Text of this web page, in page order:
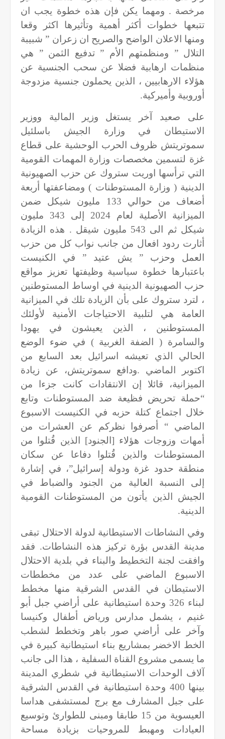
مرخصة . ومهما يكن فإن هذه خطوة يجب ان
تتبعها خطوات أكثر أهمية وتأثيرها اكثر وقعا
ومنها الاعلان الواضح والصريح ان زعران ” شبيبة
التلال ” ومنظمتهم الأم ” تدفيع الثمن ” هي
منظمات ارهابية فضلا عن سحب الجنسية عن
هؤلاء الارهابيين ، الذين يحملون جنسية مزدوجة
أوروبية وأميركية.
على صعيد آخر يستغل وزير المالية ووزير
الاستيطان في وزارة الجيش باسلئيل
سموتريتش ظروف الحرب الوحشية على قطاع
غزة لتسمين مخصصات وزارة المهمات القومية
التي ترأسها اوريت ستروك عن حزب الصهيونية
الدينية ( وزارة المستوطنات ) ومضاعفتها أربعة
أضعاف من حوالي 133 مليون شيكل ضمن
الميزانية الأصلية لعام 2024 إلى 343 مليون
شيكل ثم الى 543 مليون شيقل . هذه الزيادة
أثارت ردود افعال من جانب نواب كل من حزب
العمل وحزب ” يش عتيد ” في الكنيست
باعتبارها خطوة سياسية وظيفتها تعزيز مواقع
حزب الصهيونية الدينية في اوساط المستوطنين
، لترد ستروك على بأن الزيادة تلك في الميزانية
العامة هي لتلبية الاحتياجات الأمنية لأولئك
المستوطنين ، الذين يعيشون في يهودا
والسامرة ( الضفة الغربية ) في ضوء الوضع
الحالي الذي تعيشه اسرائيل بعد السابع من
اكتوبر الماضي .ودافع سموتريتش، عن زيادة
الميزانية، قائلا إن الانتقادات كانت جزءا من
“حملة تحريض فظيعة ضد المستوطنات وتابع
خلال اجتماع كتلة حزبه في الكنيست الاسبوع
الماضي “ أصرفوا نظركم عن العشرات من
أمهات وزوجات هؤلاء [الجنود] الذين قُتلوا من
المستوطنات والذين قُتلوا دفاعا عن سكان
منطقة حدود غزة ودولة إسرائيل”، في إشارة
إلى النسبة العالية من الجنود والضباط في
الجيش الذين يأتون من المستوطنات القومية
الدينية.
وفي النشاطات الاستيطانية لدولة الاحتلال تبقى
مدينة القدس بؤرة تركيز هذه النشاطات. فقد
وافقت لجنة التخطيط والبناء في بلدية الاحتلال
الاسبوع الماضي على عدد من مخططات
الاستيطان في القدس الشرقية منها مخطط
لبناء 326 وحدة استيطانية على أراضي جبل أبو
غنيم ، يشمل مدارس ورياض أطفال وكنيسا
وآخر على أراضي صور باهر وتخطط لشطب
الخط الاخضر بمشاريع بناء استيطانية كبيرة في
ما يسمى مشروع القناة السفلية ، هذا الى جانب
آلاف الوحدات الاستيطانية في شطري المدينة
بينها 400 وحدة استيطانية في القدس الشرقية
على جبل المشارف مع برج لمستشفى هداسا
العيسوية من 15 طابقا ومبنى للطوارئ وتوسيع
العيادات ومهبط للمروحيات بزيادة مساحة